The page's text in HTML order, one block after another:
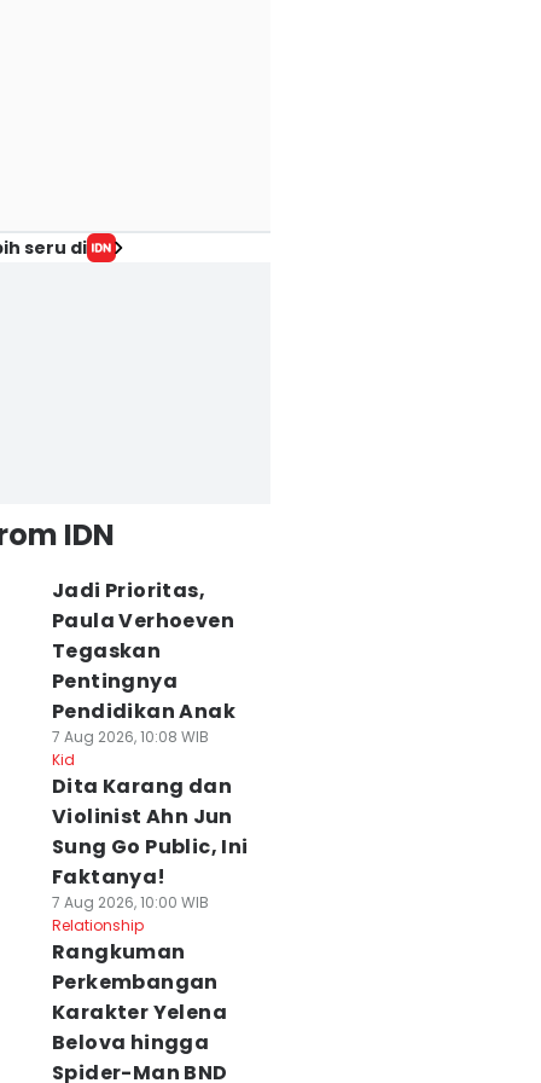
seru di
IDN
Jadi Prioritas,
Paula Verhoeven
Tegaskan
Pentingnya
Pendidikan Anak
7 Aug 2026, 10:08 WIB
Kid
Dita Karang dan
Violinist Ahn Jun
Sung Go Public, Ini
Faktanya!
7 Aug 2026, 10:00 WIB
Relationship
Rangkuman
Perkembangan
Karakter Yelena
Belova hingga
Spider-Man BND